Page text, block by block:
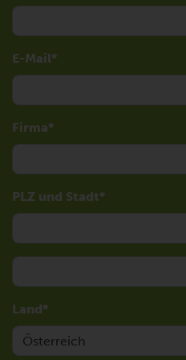
E-Mail
Firma
PLZ und Stadt
Land